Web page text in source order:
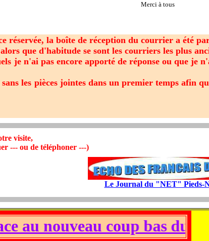
Merci à tous
réservée, la boîte de réception du courrier a été
que d'habitude se sont les courriers les plus
je n'ai pas encore apporté de réponse ou que je
les pièces jointes dans un premier temps afin
visite,
--- ou de téléphoner ---)
Le Journal du "NET" Pieds-
coup bas du régime